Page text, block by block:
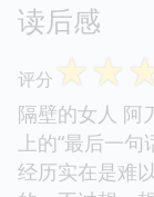
读后感
评分 ☆☆
隔壁的女人 阿
上的“最后一
经历实在是难